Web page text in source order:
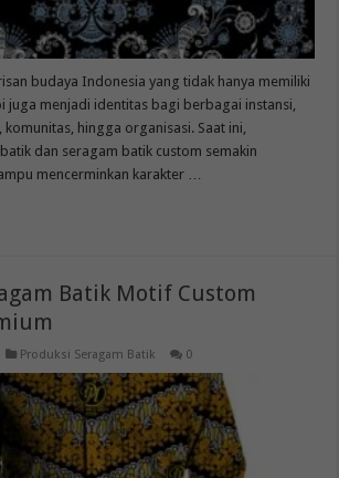
budaya Indonesia yang tidak hanya memiliki
juga menjadi identitas bagi berbagai instansi,
hingga organisasi. Saat ini,
dan seragam batik custom semakin
mencerminkan karakter …
Batik Motif Custom
Produksi Seragam Batik 0